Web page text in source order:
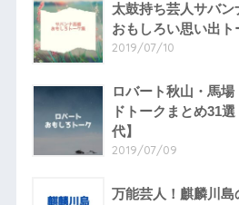
太鼓持ち芸人サバ
おもしろい思い出ト
2019/07/10
ロバート秋山・馬
ドトークまとめ31
代】
2019/07/09
万能芸人！麒麟川島